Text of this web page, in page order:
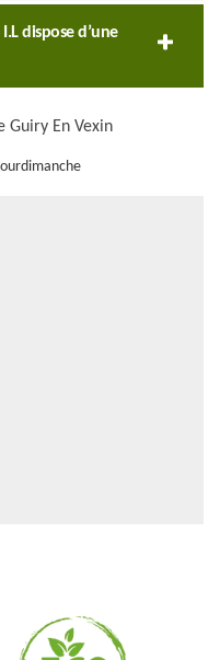
dispose d’une
Guiry En Vexin